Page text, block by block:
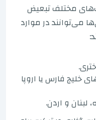
مختلف تبعیض
می‌توانند در موارد
فارس یا اروپا
و اردن.